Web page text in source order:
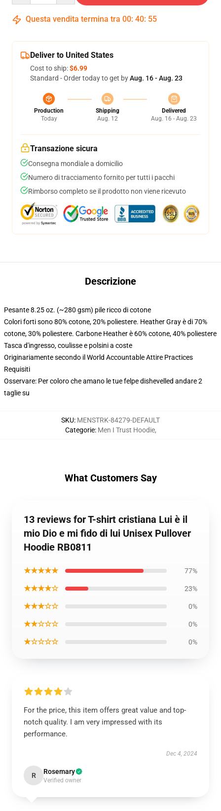
Questa vendita termina tra 00: 40: 54
Deliver to United States
Cost to ship:$6.99
Standard - Order today to get byAug. 16 - Aug. 23
Production
Today
Shipping
Aug. 12
Delivered
Aug. 16 - Aug. 23
Transazione sicura
Consegna mondiale a domicilio
Numero di tracciamento fornito per tutti i pacchi
Rimborso completo se il prodotto non viene ricevuto
Descrizione
Pesante 8.25 oz. (~280 gsm) pile ricco di cotone
Colori forti sono 80% cotone, 20% poliestere. Heather Gray è di 70%
cotone, 30% poliestere. Carbone Heather è 60% cotone, 40% poliestere
Tasca d'ingresso, coulisse e polsini a coste
Originariamente secondo il World Accountable Attire Practices
Requisiti
Osservare: Per coloro che amano le tue felpe dishevelled andare 2
taglie su
SKU: MENSTRK-84279-DEFAULT
Categorie: Men I Trust Hoodie,
What Customers Say
13 reviews for T-shirt cristiana Lui è il
mio Dio e mi fido di lui Unisex Pullover
Hoodie RB0811
★★★★★ 77%
★★★★☆ 23%
★★★☆☆ 0%
★★☆☆☆ 0%
★☆☆☆☆ 0%
For the price, this item offers great value and top-
notch quality. I am very impressed with its
performance.
Dec 4, 2024
R Rosemary
Verified owner